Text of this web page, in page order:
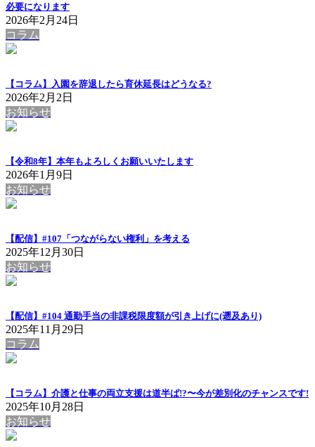
必要になります
2026年2月24日
コラム
【コラム】入園を辞退したら育休延長はどうなる?
2026年2月2日
お知らせ
【令和8年】本年もよろしくお願いいたします
2026年1月9日
お知らせ
【配信】#107「つながらない権利」を考える
2025年12月30日
お知らせ
【配信】#104 通勤手当の非課税限度額が引き上げに(遡及あり)
2025年11月29日
コラム
【コラム】介護と仕事の両立支援は道半ば!?〜今が差別化のチャンスです!
2025年10月28日
お知らせ